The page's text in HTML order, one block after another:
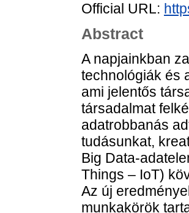
Official URL:
Abstract
A napjainkban
technológiák és
ami jelentős
társadalmat
adatrobbanás
tudásunkat,
Big Data-
Things – IoT)
Az új
munkakörök